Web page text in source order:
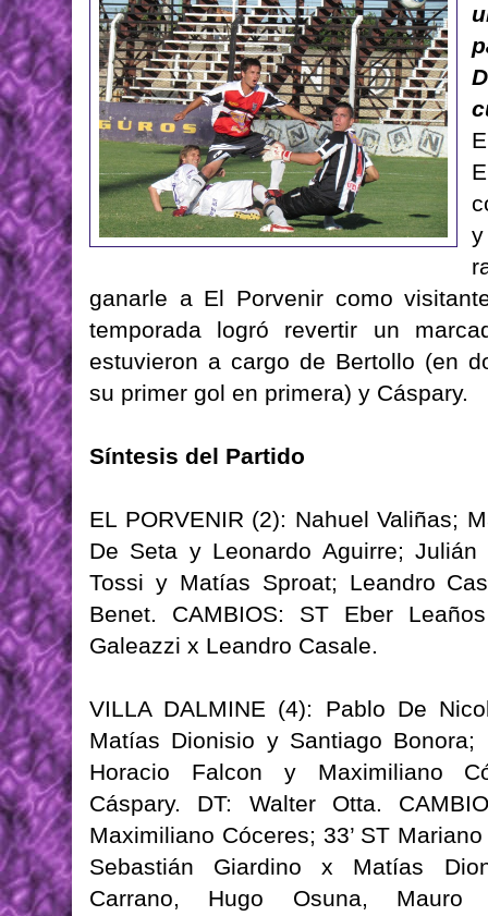
ganarle a El Porvenir como
temporada logró revertir un
estuvieron a cargo de Bertollo (en
su primer gol en primera) y Cáspary.
Síntesis del Partido
EL PORVENIR (2): Nahuel Valiñas;
De Seta y Leonardo Aguirre;
Tossi y Matías Sproat; Leandro
Benet. CAMBIOS: ST Eber
Galeazzi x Leandro Casale.
VILLA DALMINE (4): Pablo De
Matías Dionisio y Santiago Bonora;
Horacio Falcon y Maximiliano
Cáspary. DT: Walter Otta.
Maximiliano Cóceres; 33’ ST
Sebastián Giardino x Matías
Carrano, Hugo Osuna,